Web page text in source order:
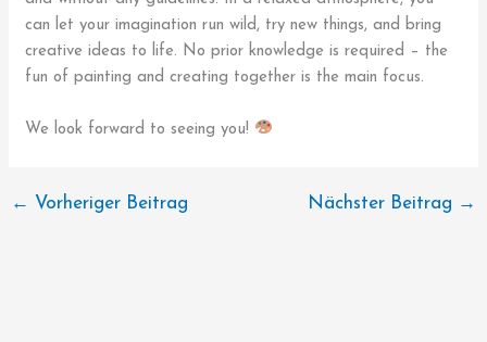
can let your imagination run wild, try new things, and bring
creative ideas to life. No prior knowledge is required – the
fun of painting and creating together is the main focus.
We look forward to seeing you!
← Vorheriger Beitrag Nächster Beitrag →